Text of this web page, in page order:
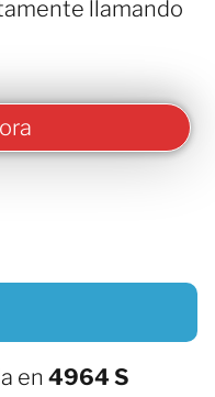
llamando
en 4964 S